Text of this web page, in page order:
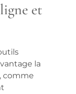
et
la
comme